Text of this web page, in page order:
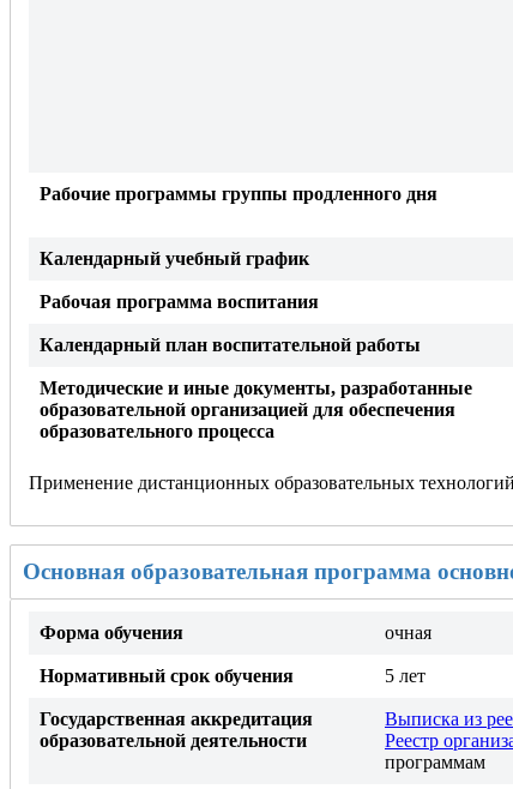
Рабочие программы группы продленного дня
Календарный учебный график
Рабочая программа воспитания
Календарный план воспитательной работы
Методические и иные документы, разработанные
образовательной организацией для обеспечения
образовательного процесса
Применение дистанционных образовательных
Основная образовательная программа
Форма обучения очная
Нормативный срок обучения 5 лет
Государственная аккредитация
образовательной деятельности
Выписка из
Реестр
программам